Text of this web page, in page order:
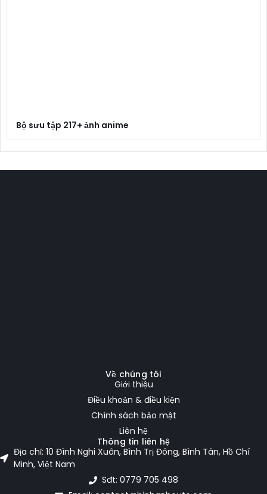
Bộ sưu tập 217+ ảnh anime
Về chúng tôi
Giới thiệu
Điều khoản & điều kiện
Chính sách bảo mật
Liên hệ
Thông tin liên hệ
Địa chỉ: 10 Đình Nghi Xuân, Bình Trị Đông, Bình Tân, Hồ Chí
Minh, Việt Nam
Sđt: 0779 705 498